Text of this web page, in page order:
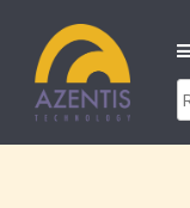
contenu